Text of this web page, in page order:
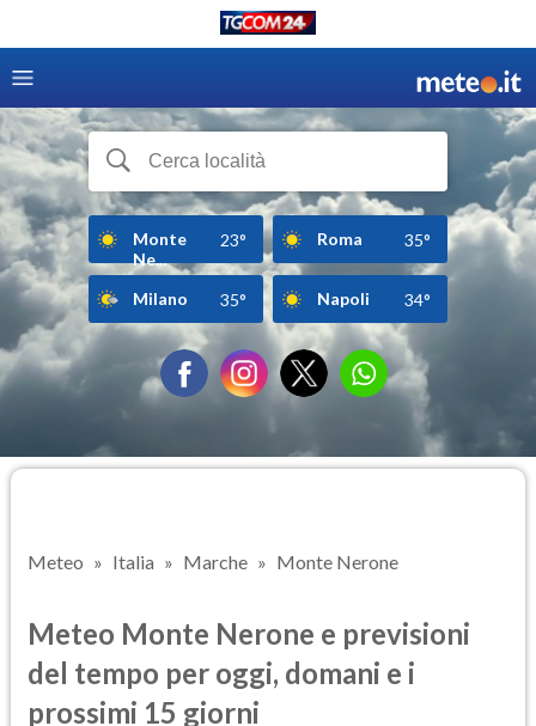
Monte
Ne...
23° Roma 35°
Milano 35° Napoli 34°
Meteo Italia Marche Monte Nerone
Meteo Monte Nerone e previsioni
del tempo per oggi, domani e i
prossimi 15 giorni